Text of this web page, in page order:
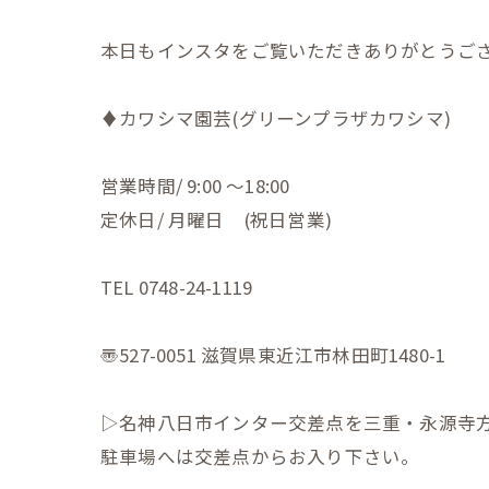
本日もインスタをご覧いただきありがとうご
♦︎カワシマ園芸(グリーンプラザカワシマ)
営業時間/ 9:00 〜18:00
定休日/ 月曜日 (祝日営業)
TEL 0748-24-1119
〠527-0051 滋賀県東近江市林田町1480-1
▷名神八日市インター交差点を三重・永源寺
駐車場へは交差点からお入り下さい。